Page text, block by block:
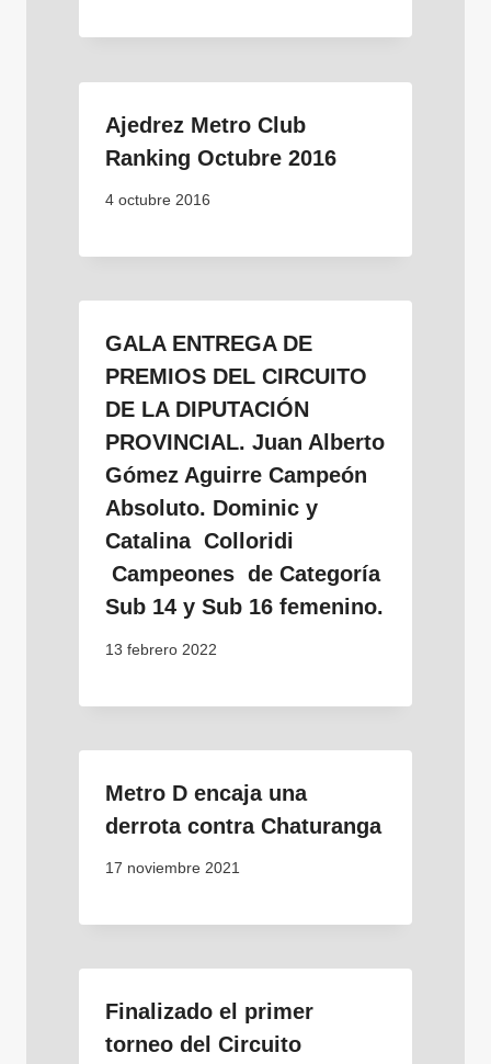
Ajedrez Metro Club
Ranking Octubre 2016
4 octubre 2016
GALA ENTREGA DE
PREMIOS DEL CIRCUITO
DE LA DIPUTACIÓN
PROVINCIAL. Juan Alberto
Gómez Aguirre Campeón
Absoluto. Dominic y
Catalina Colloridi
Campeones de Categoría
Sub 14 y Sub 16 femenino.
13 febrero 2022
Metro D encaja una
derrota contra Chaturanga
17 noviembre 2021
Finalizado el primer
torneo del Circuito